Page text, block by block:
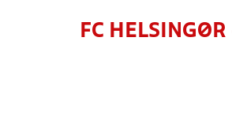
FC